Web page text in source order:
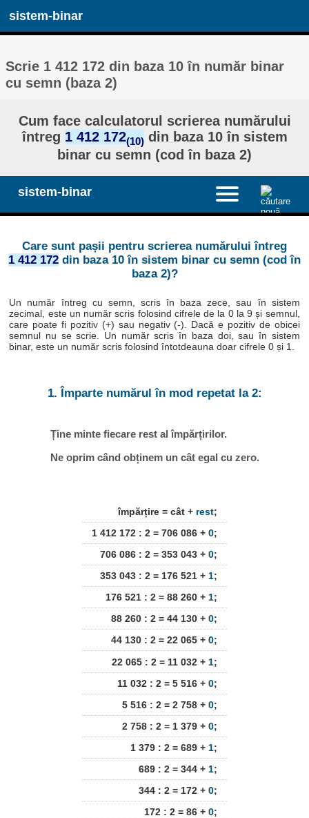
sistem-binar
Scrie 1 412 172 din baza 10 în număr binar
cu semn (baza 2)
Cum face calculatorul scrierea numărului
întreg 1 412 172(10) din baza 10 în sistem
binar cu semn (cod în baza 2)
sistem-binar
Care sunt pașii pentru scrierea numărului întreg
1 412 172 din baza 10 în sistem binar cu semn (cod în
baza 2)?
Un număr întreg cu semn, scris în baza zece, sau în sistem
zecimal, este un număr scris folosind cifrele de la 0 la 9 și semnul,
care poate fi pozitiv (+) sau negativ (-). Dacă e pozitiv de obicei
semnul nu se scrie. Un număr scris în baza doi, sau în sistem
binar, este un număr scris folosind întotdeauna doar cifrele 0 și 1.
1. Împarte numărul în mod repetat la 2:
Ține minte fiecare rest al împărțirilor.
Ne oprim când obținem un cât egal cu zero.
împărțire = cât + rest;
1 412 172 : 2 = 706 086 + 0;
706 086 : 2 = 353 043 + 0;
353 043 : 2 = 176 521 + 1;
176 521 : 2 = 88 260 + 1;
88 260 : 2 = 44 130 + 0;
44 130 : 2 = 22 065 + 0;
22 065 : 2 = 11 032 + 1;
11 032 : 2 = 5 516 + 0;
5 516 : 2 = 2 758 + 0;
2 758 : 2 = 1 379 + 0;
1 379 : 2 = 689 + 1;
689 : 2 = 344 + 1;
344 : 2 = 172 + 0;
172 : 2 = 86 + 0;